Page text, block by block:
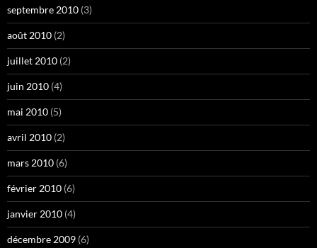
septembre 2010 (3)
août 2010 (2)
juillet 2010 (2)
juin 2010 (4)
mai 2010 (5)
avril 2010 (2)
mars 2010 (6)
février 2010 (6)
janvier 2010 (4)
décembre 2009 (6)